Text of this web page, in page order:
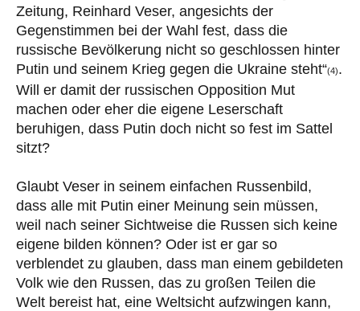
Zeitung, Reinhard Veser, angesichts der
Gegenstimmen bei der Wahl fest, dass die
russische Bevölkerung nicht so geschlossen hinter
Putin und seinem Krieg gegen die Ukraine steht“(4).
Will er damit der russischen Opposition Mut
machen oder eher die eigene Leserschaft
beruhigen, dass Putin doch nicht so fest im Sattel
sitzt?
Glaubt Veser in seinem einfachen Russenbild,
dass alle mit Putin einer Meinung sein müssen,
weil nach seiner Sichtweise die Russen sich keine
eigene bilden können? Oder ist er gar so
verblendet zu glauben, dass man einem gebildeten
Volk wie den Russen, das zu großen Teilen die
Welt bereist hat, eine Weltsicht aufzwingen kann,